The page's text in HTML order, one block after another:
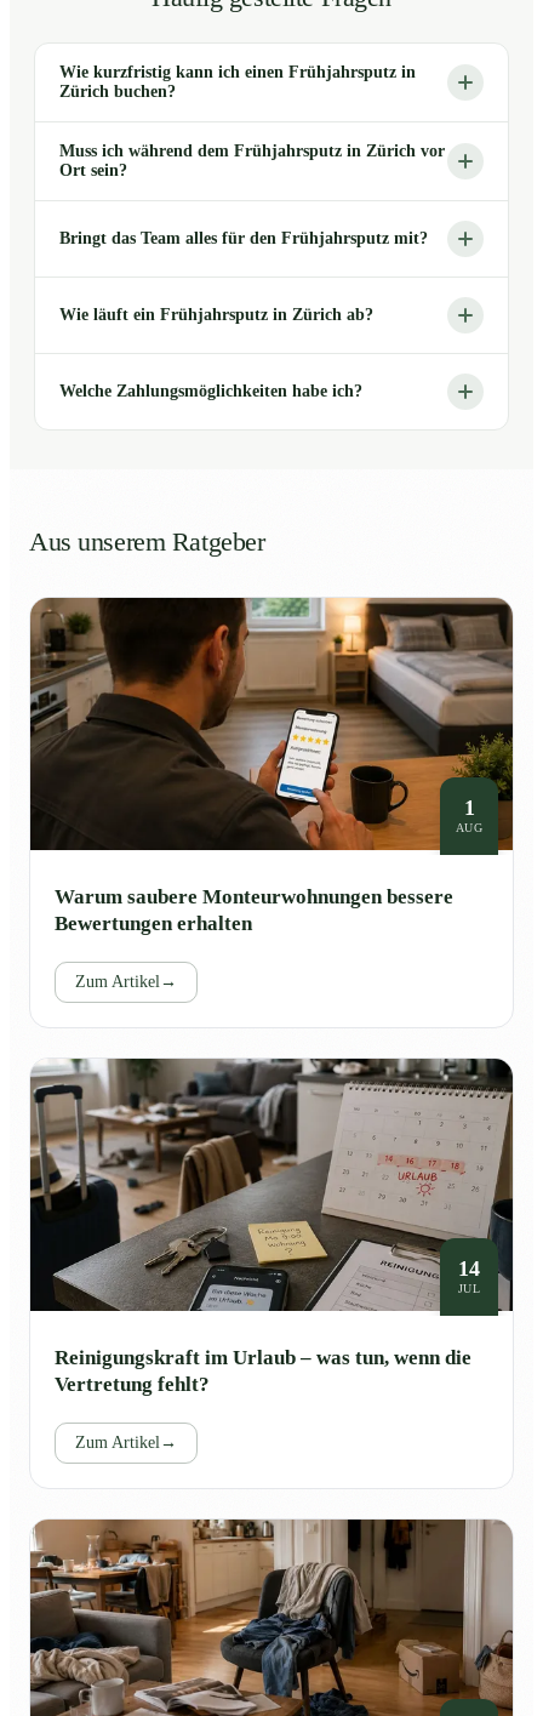
Wie kurzfristig kann ich einen Frühjahrsputz in
Zürich buchen?
Muss ich während dem Frühjahrsputz in Zürich vor
Ort sein?
Bringt das Team alles für den Frühjahrsputz mit?
Wie läuft ein Frühjahrsputz in Zürich ab?
Welche Zahlungsmöglichkeiten habe ich?
Aus unserem Ratgeber
1
AUG
Warum saubere Monteurwohnungen bessere
Bewertungen erhalten
Zum Artikel →
14
JUL
Reinigungskraft im Urlaub – was tun, wenn die
Vertretung fehlt?
Zum Artikel →